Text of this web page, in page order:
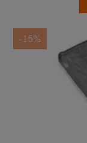
-15%